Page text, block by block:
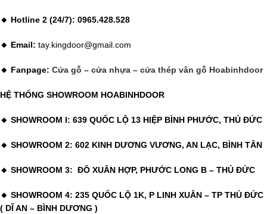
🔸 Hotline 2 (24/7): 0965.428.528
🔸 Email: tay.kingdoor@gmail.com
🔸 Fanpage: Cửa gỗ – cửa nhựa – cửa thép vân gỗ Hoabinhdoor
HỆ THỐNG SHOWROOM HOABINHDOOR
🔸 SHOWROOM I: 639 QUỐC LỘ 13 HIỆP BÌNH PHƯỚC, THỦ ĐỨC
🔸 SHOWROOM 2: 602 KINH DƯƠNG VƯƠNG, AN LẠC, BÌNH TÂN
🔸 SHOWROOM 3: ĐÔ XUÂN HỢP, PHƯỚC LONG B – THỦ ĐỨC
🔸 SHOWROOM 4: 235 QUỐC LỘ 1K, P LINH XUÂN – TP THỦ ĐỨC
( DĨ AN – BÌNH DƯƠNG )